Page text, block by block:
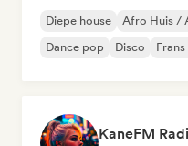
Diepe house Afro Huis /
Dance pop
Disco Frans
KaneFM